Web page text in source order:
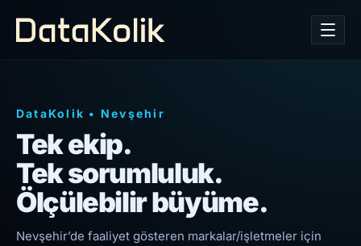
DataKolik • Nevşehir
Tek ekip.
Tek sorumluluk.
Ölçülebilir büyüme.
Nevşehir’de faaliyet gösteren markalar/işletmeler için